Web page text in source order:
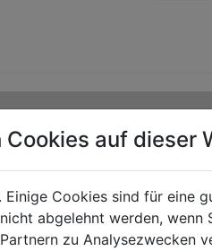
Cookies auf dieser
Cookies sind für eine
abgelehnt werden, wenn
zu Analysezwecken